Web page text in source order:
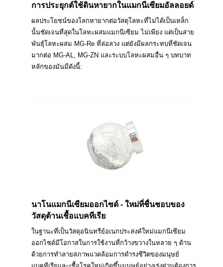
การประยุกต์ใช้ดินหายากในแมกนีเซียมอัลลอยด์
ผลประโยชน์ของโลกหายากต่อวัสดุโลหะที่ไม่ได้เป็นเหล็ก
นั้นชัดเจนที่สุดในโลหะผสมแมกนีเซียม ไม่เพียง แต่เป็นสาย
พันธุ์โลหะผสม MG-Re ที่ล่อลวง แต่ยังมีผลกระทบที่ชัดเจน
มากต่อ MG-AL, MG-ZN และระบบโลหะผสมอื่น ๆ บทบาท
หลักของมันมีดังนี้:
นาโนแมกนีเซียมออกไซด์ - ใหม่ที่ชื่นชอบของ
วัสดุต้านเชื้อแบคทีเรีย
ในฐานะที่เป็นวัสดุอนินทรีย์อเนกประสงค์ใหม่แมกนีเซียม
ออกไซด์มีโอกาสในการใช้งานที่กว้างขวางในหลาย ๆ ด้าน
ด้วยการทำลายสภาพแวดล้อมการดำรงชีวิตของมนุษย์